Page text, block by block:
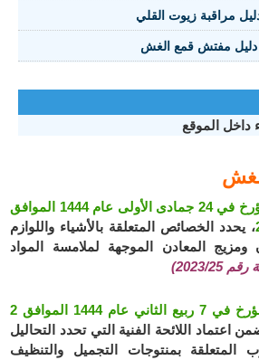
مراقبة زيوت القلي
دليل مفتش قمع الغش
قرار وزاري مشترك مؤرخ في 24 جمادى الأولى عام 1444 الموافق
، يحدد الخصائص المتعلقة بالأشياء واللوازم
ومزيج المعادن الموجهة لملامسة المواد
25)
قرار وزاري مشترك مؤرخ في 7 ربيع الثاني عام 1444 الموافق 2
اعتماد اللائحة الفنية التي تحدد التحاليل
المتعلقة بمنتوجات التجميل والتنظيف